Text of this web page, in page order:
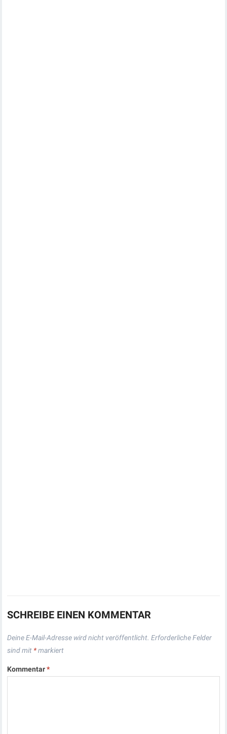
SCHREIBE EINEN KOMMENTAR
Deine E-Mail-Adresse wird nicht veröffentlicht. Erforderliche Felder
sind mit *markiert
Kommentar*